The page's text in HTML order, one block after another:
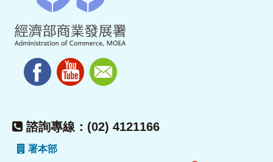
諮詢專線：(02) 4121166
署本部